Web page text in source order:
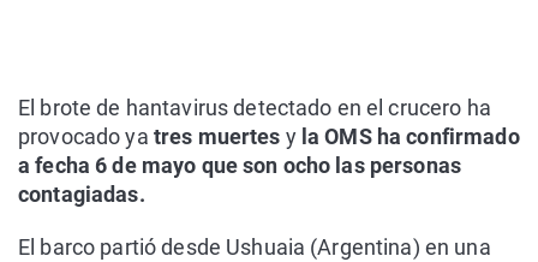
El brote de hantavirus detectado en el crucero ha
provocado ya tres muertes y la OMS ha confirmado
a fecha 6 de mayo que son ocho las personas
contagiadas.
El barco partió desde Ushuaia (Argentina) en una